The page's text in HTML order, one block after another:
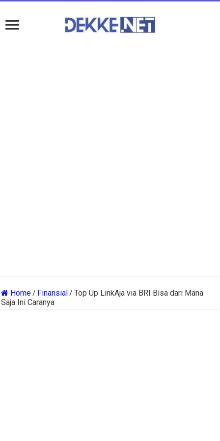
Home/ Finansial/ Top Up LinkAja via BRI Bisa dari Mana
Saja Ini Caranya